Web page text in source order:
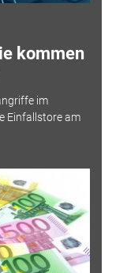
kommen
im
Einfallstore am